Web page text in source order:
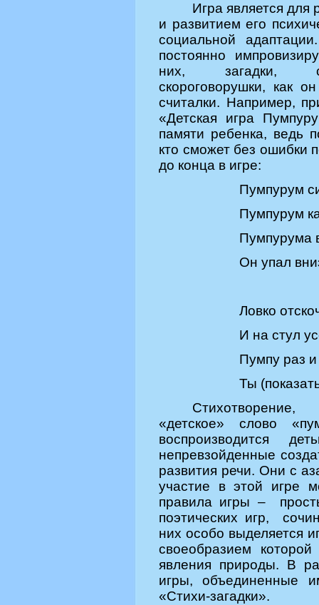
Игра является для
и развитием его
социальной
постоянно
них, загадки,
скороговорушки, как
считалки. Например,
«Детская игра
памяти ребенка, ведь
кто сможет без ошибки
до конца в игре:
Пумпурум
Пумпурум
Пумпурума
Он упал
Ловко
И на стул
Пумпу раз
Ты
«детское» слово
воспроизводится
непревзойденные
развития речи. Они с
участие в этой игре
правила игры –
поэтических игр,
них особо выделяется
своеобразием
явления природы. В
игры, объединенные
«Стихи-загадки».